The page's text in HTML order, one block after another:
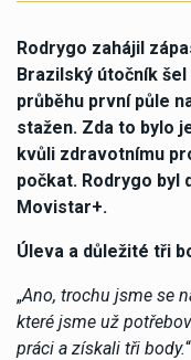
Rodrygo zahájil
Brazilský útočník
průběhu první půle
stažen. Zda to bylo
kvůli zdravotnímu
počkat. Rodrygo byl
Movistar+.
Úleva a důležité tři
„Ano, trochu jsme se
které jsme už
práci a získali tři body.“